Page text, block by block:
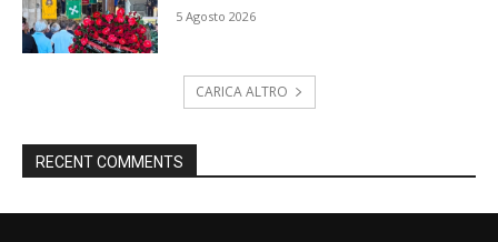
5 Agosto 2026
CARICA ALTRO
RECENT COMMENTS